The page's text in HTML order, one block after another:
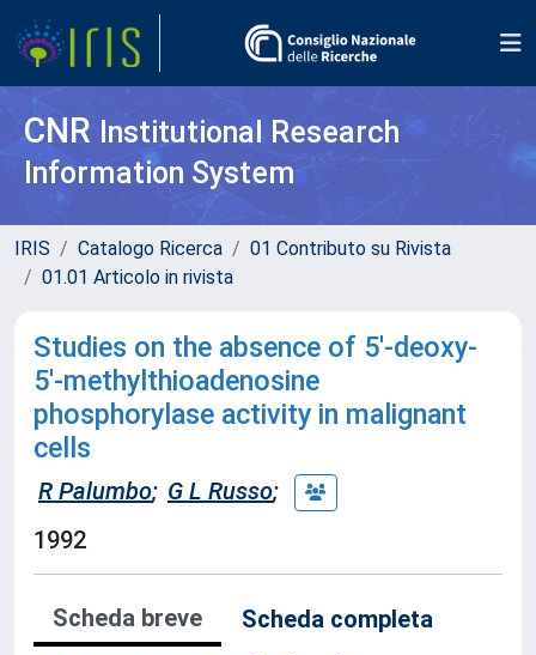
CNR Institutional Research
Information System
IRIS Catalogo Ricerca
01 Contributo su Rivista
01.01 Articolo in rivista
Studies on the absence of 5'-deoxy-
5'-methylthioadenosine
phosphorylase activity in malignant
cells
R Palumbo; G L Russo;
1992
Scheda breve
Scheda completa